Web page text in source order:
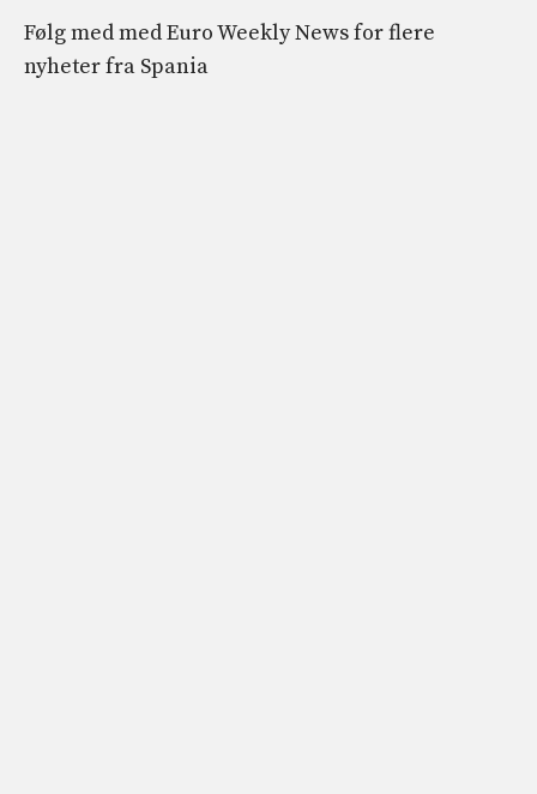
Følg med med Euro Weekly News for flere
nyheter fra Spania